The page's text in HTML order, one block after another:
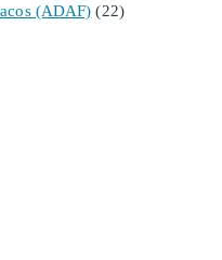
(ADAF) (22)